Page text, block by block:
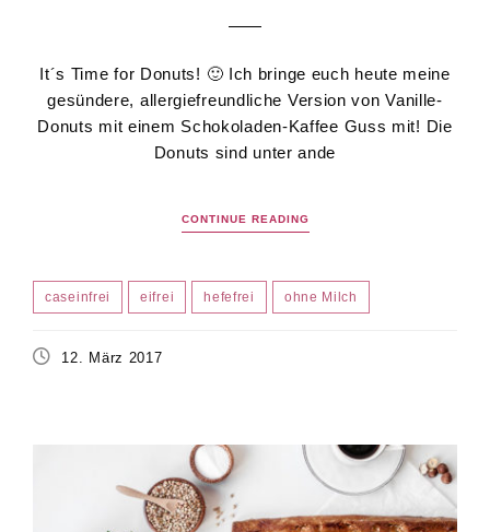
It´s Time for Donuts! 🙂 Ich bringe euch heute meine
gesündere, allergiefreundliche Version von Vanille-
Donuts mit einem Schokoladen-Kaffee Guss mit! Die
Donuts sind unter ande
CONTINUE READING
caseinfrei eifrei hefefrei ohne Milch
12. März 2017